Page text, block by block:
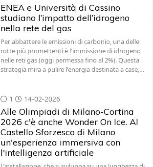
ENEA e Università di Cassino
studiano l’impatto dell’idrogeno
nella rete del gas
Per abbattere le emissioni di carbonio, una delle
rotte più promettenti è l'immissione di idrogeno
nelle reti gas (oggi permessa fino al 2%). Questa
strategia mira a pulire l'energia destinata a case,…
1 14-02-2026
Alle Olimpiadi di Milano-Cortina
2026 c'è anche Wonder On Ice. Al
Castello Sforzesco di Milano
un'esperienza immersiva con
l'intelligenza artificiale